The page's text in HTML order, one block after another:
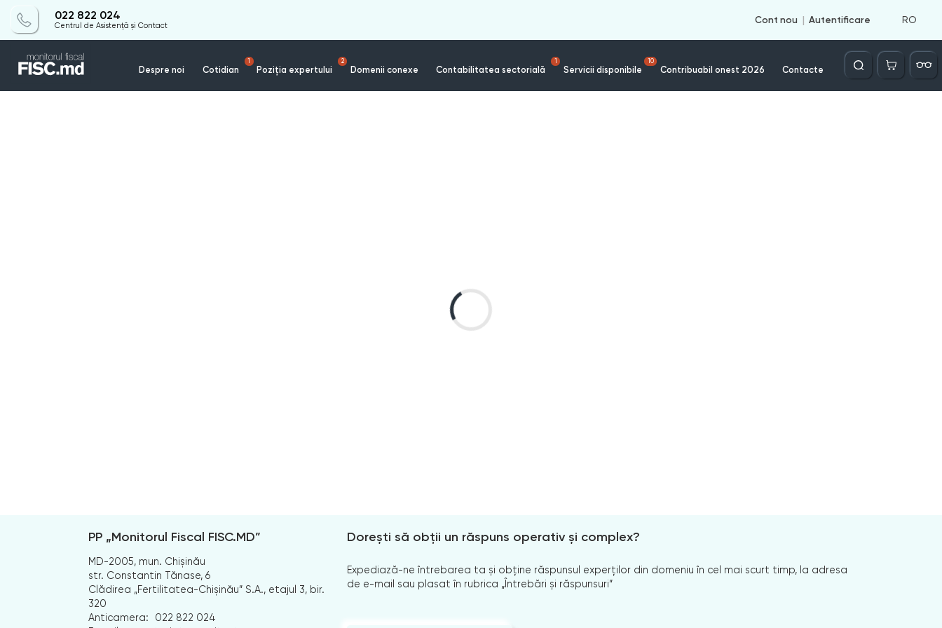
022 822 024
Centrul de Asistență și Contact
Cont nou Autentificare RO
Despre noi Cotidian
1
Poziția expertului
2
Domenii conexe Contabilitatea sectorială
1
Servicii disponibile
10
Contribuabil onest 2026 Contacte
Căutare
PP „Monitorul Fiscal FISC.MD”
MD-2005, mun. Chișinău
str. Constantin Tănase, 6
Clădirea „Fertilitatea-Chișinău” S.A., etajul 3, bir.
320
Anticamera:
022 822 024
Dorești să obții un răspuns operativ și complex?
Expediază-ne întrebarea ta și obține răspunsul experților din domeniu în cel mai scurt timp, la adresa
de e-mail sau plasat în rubrica „Întrebări și răspunsuri”